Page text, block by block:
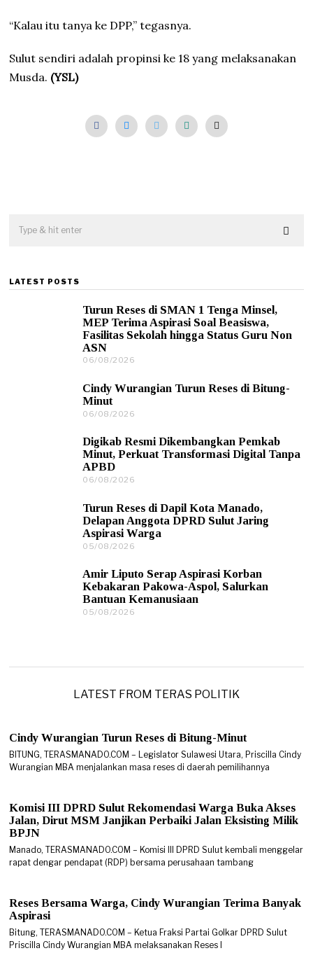
“Kalau itu tanya ke DPP,” tegasnya.
Sulut sendiri adalah propinsi ke 18 yang melaksanakan
Musda. (YSL)
LATEST POSTS
Turun Reses di SMAN 1 Tenga Minsel,
MEP Terima Aspirasi Soal Beasiswa,
Fasilitas Sekolah hingga Status Guru Non
ASN
06/08/2026
0
0
2
6
Cindy Wurangian Turun Reses di Bitung-
Minut
06/08/2026
0
8
6
Digikab Resmi Dikembangkan Pemkab
Minut, Perkuat Transformasi Digital Tanpa
APBD
06/08/2026
0
8
/
2
6
Turun Reses di Dapil Kota Manado,
Delapan Anggota DPRD Sulut Jaring
Aspirasi Warga
05/08/2026
0
8
/
Amir Liputo Serap Aspirasi Korban
Kebakaran Pakowa-Aspol, Salurkan
Bantuan Kemanusiaan
05/08/2026
/
0
LATEST FROM TERAS POLITIK
Cindy Wurangian Turun Reses di Bitung-Minut
BITUNG, TERASMANADO.COM – Legislator Sulawesi Utara, Priscilla Cindy
Wurangian MBA menjalankan masa reses di daerah pemilihannya
Komisi III DPRD Sulut Rekomendasi Warga Buka Akses
Jalan, Dirut MSM Janjikan Perbaiki Jalan Eksisting Milik
BPJN
Manado, TERASMANADO.COM – Komisi III DPRD Sulut kembali menggelar
rapat dengar pendapat (RDP) bersama perusahaan tambang
Reses Bersama Warga, Cindy Wurangian Terima Banyak
Aspirasi
Bitung, TERASMANADO.COM – Ketua Fraksi Partai Golkar DPRD Sulut
Priscilla Cindy Wurangian MBA melaksanakan Reses I